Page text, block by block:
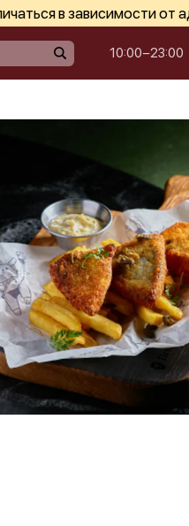
в зависимости от
10:00−23:00